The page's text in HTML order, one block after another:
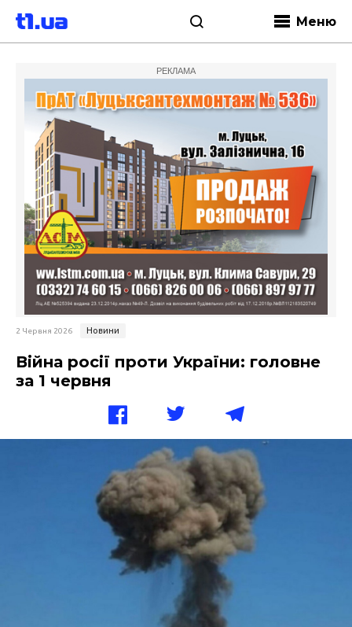
Меню
РЕКЛАМА
2 Червня 2026 Новини
Війна росії проти України: головне
за 1 червня